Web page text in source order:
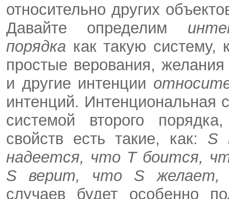
относительно других
Давайте определим
порядка как такую систему,
простые верования,
и другие интенции
интенций. Интенциональная
системой второго
свойств есть такие, как: S
надеется, что T боится,
Sверит, что S
случаев будет особенно